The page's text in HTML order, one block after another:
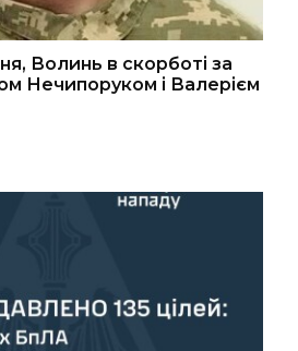
Волинь в скорботі за
Нечипоруком і Валерієм